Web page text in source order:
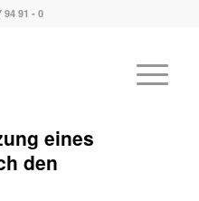
94 91 - 0
eines
den